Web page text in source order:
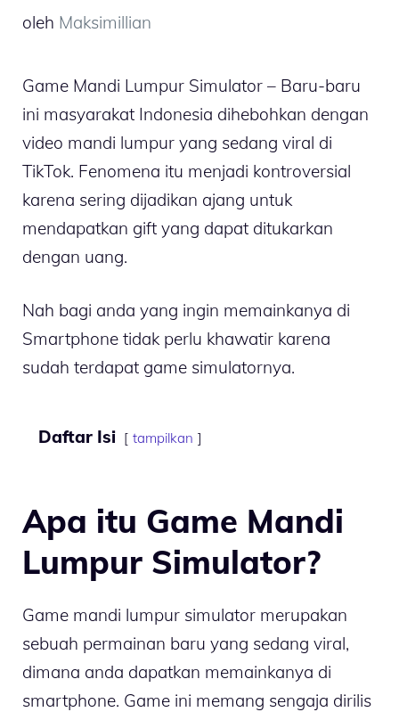
oleh Maksimillian
Game Mandi Lumpur Simulator – Baru-baru
ini masyarakat Indonesia dihebohkan dengan
video mandi lumpur yang sedang viral di
TikTok. Fenomena itu menjadi kontroversial
karena sering dijadikan ajang untuk
mendapatkan gift yang dapat ditukarkan
dengan uang.
Nah bagi anda yang ingin memainkanya di
Smartphone tidak perlu khawatir karena
sudah terdapat game simulatornya.
Daftar Isi tampilkan
Apa itu Game Mandi
Lumpur Simulator?
Game mandi lumpur simulator merupakan
sebuah permainan baru yang sedang viral,
dimana anda dapatkan memainkanya di
smartphone. Game ini memang sengaja dirilis